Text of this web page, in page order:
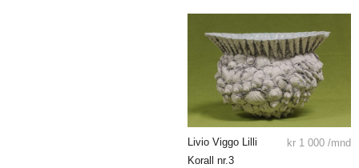
Livio Viggo Lilli
Korall nr.3
kr 1 000 /mnd